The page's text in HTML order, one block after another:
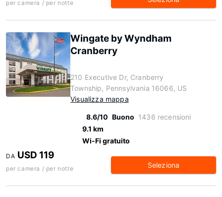
per camera / per notte
Wingate by Wyndham
Cranberry
210 Executive Dr, Cranberry
Township, Pennsylvania 16066, US
Visualizza mappa
8.6/10 Buono 1436 recensioni
9.1 km
Wi-Fi gratuito
DA USD 119
per camera / per notte Seleziona